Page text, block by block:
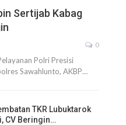
Sertijab Kabag
0
Polri Presisi
Sawahlunto, AKBP…
TKR Lubuktarok
CV Beringin…